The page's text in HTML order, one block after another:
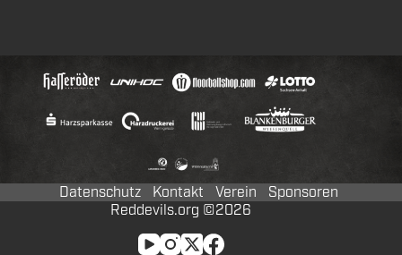
Datenschutz Kontakt Verein
Sponsoren
Reddevils.org ©2026